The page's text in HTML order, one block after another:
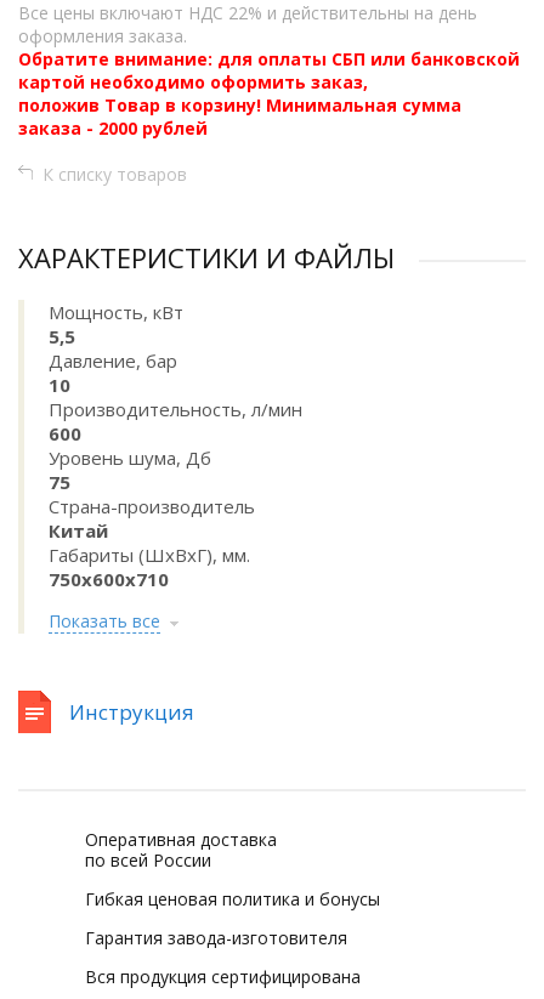
Все цены включают НДС 22% и действительны на день
оформления заказа.
Обратите внимание: для оплаты СБП или банковской
картой необходимо оформить заказ,
положив Товар в корзину! Минимальная сумма
заказа - 2000 рублей
К списку товаров
ХАРАКТЕРИСТИКИ И ФАЙЛЫ
Мощность, кВт
5,5
Давление, бар
10
Производительность, л/мин
600
Уровень шума, Дб
75
Страна-производитель
Китай
Габариты (ШхВхГ), мм.
750х600х710
Показать все
Инструкция
Оперативная доставка
по всей России
Гибкая ценовая политика и бонусы
Гарантия завода-изготовителя
Вся продукция сертифицирована